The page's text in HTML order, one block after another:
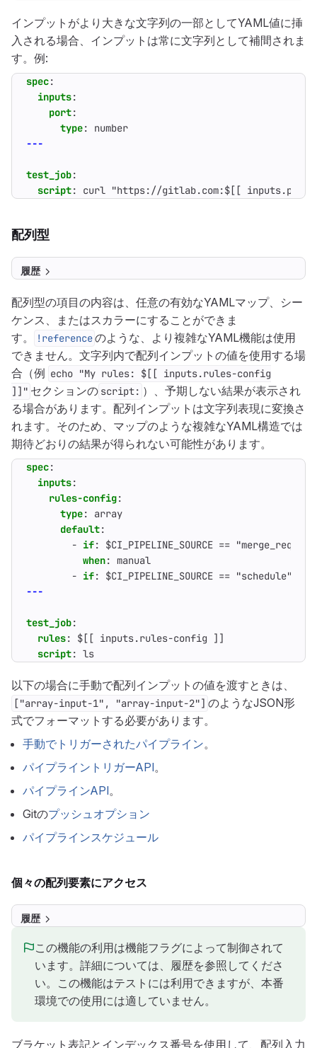
インプットがより大きな文字列の一部としてYAML値に挿
入される場合、インプットは常に文字列として補間されま
す。例:
spec:
inputs:
port:
type:
number
---
test_job:
script: curl "https://gitlab.com:$[[
配列型
履歴
配列型の項目の内容は、任意の有効なYAMLマップ、シー
ケンス、またはスカラーにすることができま
す。
!referenceのような、より複雑なYAML機能は使用
できません。文字列内で配列インプットの値を使用する場
合（例 echo "My rules: $[[ inputs.rules-config
]]" セクションの script: ）、予期しない結果が表示され
る場合があります。配列インプットは文字列表現に変換さ
れます。そのため、マップのような複雑なYAML構造では
期待どおりの結果が得られない可能性があります。
spec:
inputs:
rules-config:
type:
array
default:
- if:
$CI_PIPELINE_SOURCE ==
when: manual
- if:
$CI_PIPELINE_SOURCE == "schedule"
---
test_job:
rules:
$[[ inputs.rules-config ]]
script: ls
以下の場合に手動で配列インプットの値を渡すときは、
["array-input-1", "array-input-2"] のようなJSON形
式でフォーマットする必要があります。
手動でトリガーされたパイプライン。
パイプライントリガーAPI。
パイプラインAPI。
Gitのプッシュオプション
パイプラインスケジュール
個々の配列要素にアクセス
履歴
この機能の利用は機能フラグによって制御されて
います。詳細については、履歴を参照してくださ
い。この機能はテストには利用できますが、本番
環境での使用には適していません。
ブラケット表記とインデックス番号を使用して、配列入力